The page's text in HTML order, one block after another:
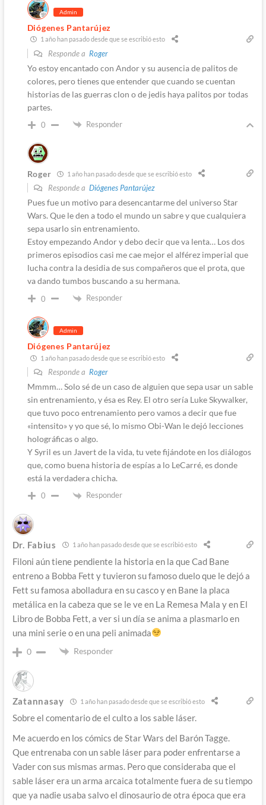
Admin
Diógenes Pantarújez
1 año han pasado desde que se escribió esto
Responde a Roger
Yo estoy encantado con Andor y su ausencia de palitos de
colores, pero tienes que entender que cuando se cuentan
historias de las guerras clon o de jedis haya palitos por todas
partes.
0 Responder
Roger 1 año han pasado desde que se escribió esto
Responde a Diógenes Pantarújez
Pues fue un motivo para desencantarme del universo Star
Wars. Que le den a todo el mundo un sabre y que cualquiera
sepa usarlo sin entrenamiento.
Estoy empezando Andor y debo decir que va lenta… Los dos
primeros episodios casi me cae mejor el alférez imperial que
lucha contra la desidia de sus compañeros que el prota, que
va dando tumbos buscando a su hermana.
0 Responder
Admin
Diógenes Pantarújez
1 año han pasado desde que se escribió esto
Responde a Roger
Mmmm… Solo sé de un caso de alguien que sepa usar un sable
sin entrenamiento, y ésa es Rey. El otro sería Luke Skywalker,
que tuvo poco entrenamiento pero vamos a decir que fue
«intensito» y yo que sé, lo mismo Obi-Wan le dejó lecciones
holográficas o algo.
Y Syril es un Javert de la vida, tu vete fijándote en los diálogos
que, como buena historia de espías a lo LeCarré, es donde
está la verdadera chicha.
0 Responder
Dr. Fabius 1 año han pasado desde que se escribió esto
Filoni aún tiene pendiente la historia en la que Cad Bane
entreno a Bobba Fett y tuvieron su famoso duelo que le dejó a
Fett su famosa abolladura en su casco y en Bane la placa
metálica en la cabeza que se le ve en La Remesa Mala y en El
Libro de Bobba Fett, a ver si un día se anima a plasmarlo en
una mini serie o en una peli animada
0 Responder
Zatannasay 1 año han pasado desde que se escribió esto
Sobre el comentario de el culto a los sable láser.
Me acuerdo en los cómics de Star Wars del Barón Tagge.
Que entrenaba con un sable láser para poder enfrentarse a
Vader con sus mismas armas. Pero que consideraba que el
sable láser era un arma arcaica totalmente fuera de su tiempo
que ya nadie usaba salvo el dinosaurio de otra época que era